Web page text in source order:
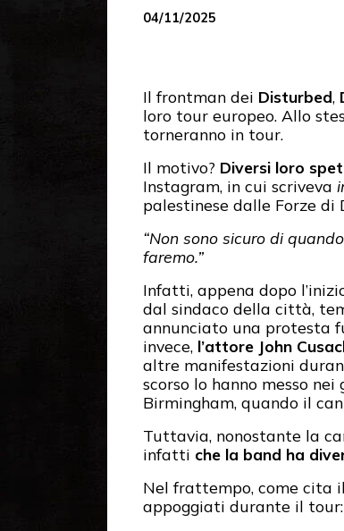
04/11/2025
Il frontman dei Disturbed,
loro tour europeo. Allo
torneranno in tour.
Il motivo? Diversi loro
Instagram, in cui scriveva
palestinese dalle Forze di
“Non sono sicuro di
faremo.”
Infatti, appena dopo
dal sindaco della città,
annunciato una protesta
invece, l’attore John
altre manifestazioni
scorso lo hanno messo
Birmingham, quando il
Tuttavia, nonostante la
infatti che la band ha
Nel frattempo, come cita
appoggiati durante il tour: